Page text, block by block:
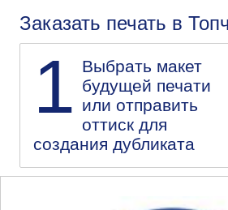
Заказать печать в
1 Выбрать макет
будущей печати
или отправить
оттиск для
создания дубликата